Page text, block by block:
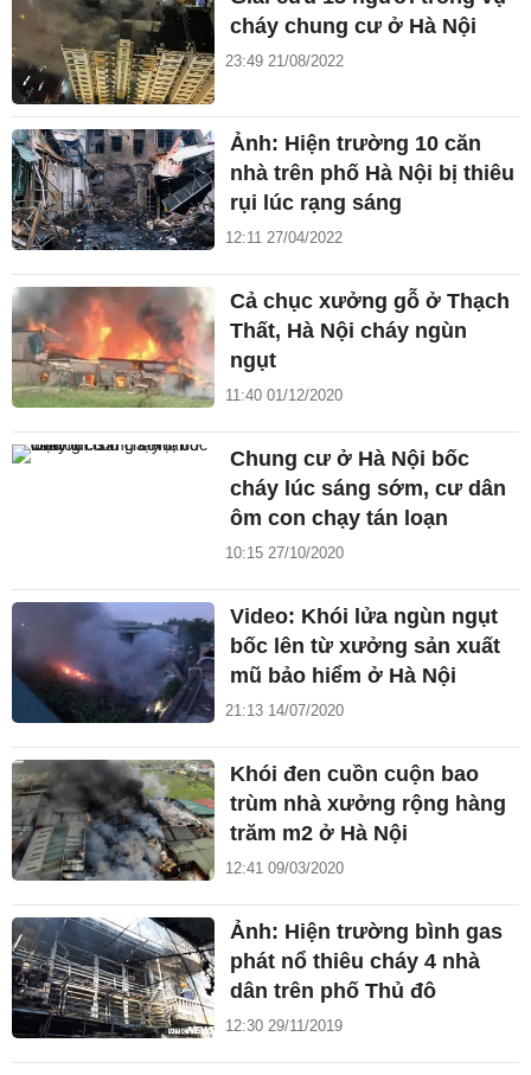
cháy chung cư ở Hà Nội
23:49 21/08/2022
Ảnh: Hiện trường 10 căn
nhà trên phố Hà Nội bị thiêu
rụi lúc rạng sáng
12:11 27/04/2022
Cả chục xưởng gỗ ở Thạch
Thất, Hà Nội cháy ngùn
ngụt
11:40 01/12/2020
Chung cư ở Hà Nội bốc
cháy lúc sáng sớm, cư dân
ôm con chạy tán loạn
10:15 27/10/2020
Video: Khói lửa ngùn ngụt
bốc lên từ xưởng sản xuất
mũ bảo hiểm ở Hà Nội
21:13 14/07/2020
Khói đen cuồn cuộn bao
trùm nhà xưởng rộng hàng
trăm m2 ở Hà Nội
12:41 09/03/2020
Ảnh: Hiện trường bình gas
phát nổ thiêu cháy 4 nhà
dân trên phố Thủ đô
12:30 29/11/2019